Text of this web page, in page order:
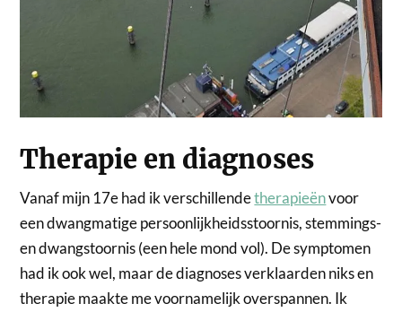
Therapie en diagnoses
Vanaf mijn 17e had ik verschillendetherapieënvoor
een dwangmatige persoonlijkheidsstoornis, stemmings-
en dwangstoornis (een hele mond vol). De symptomen
had ik ook wel, maar de diagnoses verklaarden niks en
therapie maakte me voornamelijk overspannen. Ik